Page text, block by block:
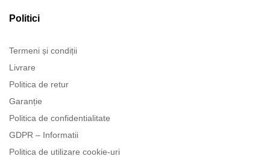
Politici
Termeni și condiții
Livrare
Politica de retur
Garanție
Politica de confidentialitate
GDPR – Informatii
Politica de utilizare cookie-uri